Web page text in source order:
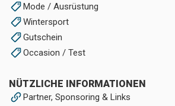
Mode / Ausrüstung
Wintersport
Gutschein
Occasion / Test
NÜTZLICHE INFORMATIONEN
Partner, Sponsoring & Links